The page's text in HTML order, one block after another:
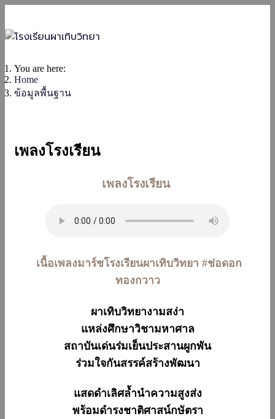
You are here:
Home
ข้อมูลพื้นฐาน
เพลงโรงเรียน
เพลงโรงเรียน
เนื้อเพลงมาร์ชโรงเรียนผาเทิบวิทยา #ช่อดอก
ทองกวาว
ผาเทิบวิทยางามสง่า
แหล่งศึกษาวิชามหาศาล
สถาบันเด่นร่มเย็นประสานผูกพัน
ร่วมใจกันสรรค์สร้างพัฒนา
แสดดำเลิศล้ำนำความสูงส่ง
พร้อมดำรงชาติศาสน์กษัตรา